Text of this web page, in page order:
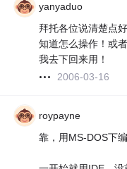
yanyaduo
拜托各位说清楚点
知道怎么操作！或
我去下回来用！
2006-03-16
roypayne
靠，用MS-DOS下编